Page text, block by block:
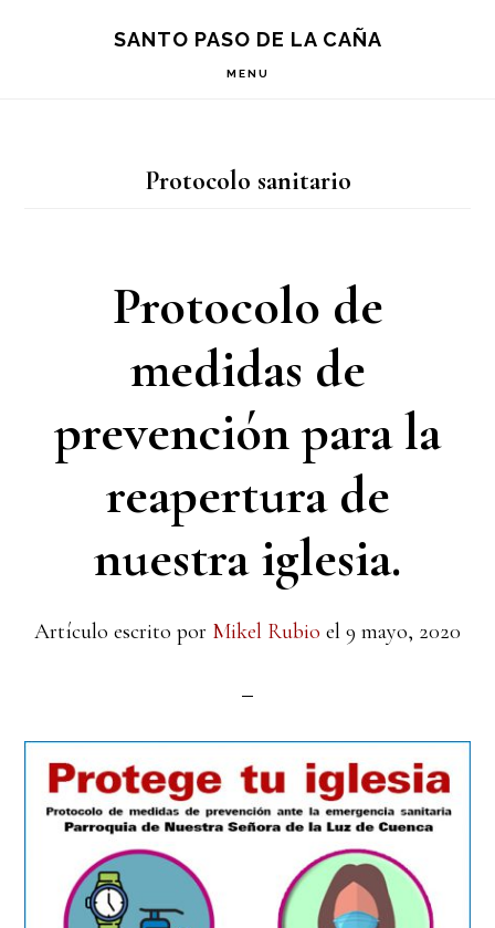
SANTO PASO DE LA CAÑA
MENU
Protocolo sanitario
Protocolo de
medidas de
prevención para la
reapertura de
nuestra iglesia.
Artículo escrito por Mikel Rubio el 9 mayo, 2020